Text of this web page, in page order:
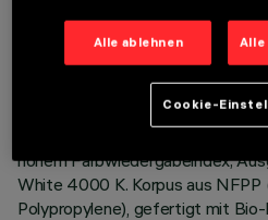
LETZTES UPDATE: 06.08.2026
Leuchtkörper 596 x 596 mm für
hohem Farbwiedergabeindex;
White 4000 K. Korpus aus NFPP
Polypropylene), gefertigt mit
Alle ablehnen
Cookie-